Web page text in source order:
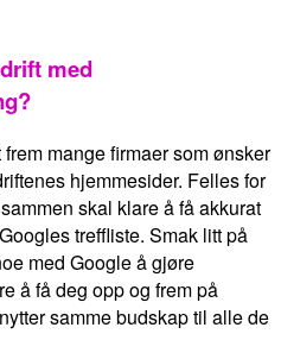
med
mange firmaer som ønsker
hjemmesider. Felles for
skal klare å få akkurat
treffliste. Smak litt på
med Google å gjøre
å få deg opp og frem på
samme budskap til alle de